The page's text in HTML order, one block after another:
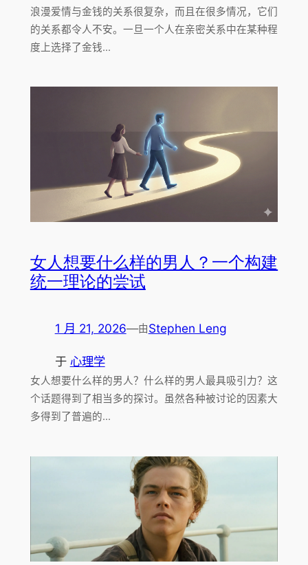
浪漫爱情与金钱的关系很复杂，而且在很多情况，它们
的关系都令人不安。一旦一个人在亲密关系中在某种程
度上选择了金钱…
女人想要什么样的男人？一个构建
统一理论的尝试
1 月 21, 2026—由Stephen Leng
于 心理学
女人想要什么样的男人？什么样的男人最具吸引力？这
个话题得到了相当多的探讨。虽然各种被讨论的因素大
多得到了普遍的…